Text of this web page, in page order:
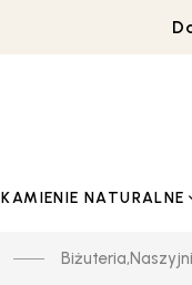
KAMIENIE NATURALNE
Biżuteria,